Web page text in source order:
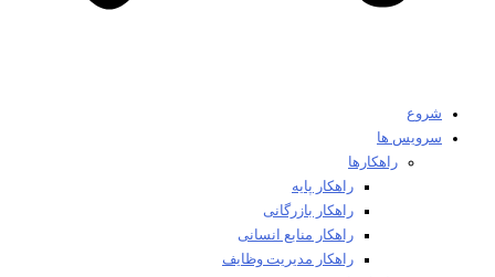
شروع
سرویس ها
راهکارها
راهکار پایه
راهکار بازرگانی
راهکار منابع انسانی
راهکار مدیریت وظایف